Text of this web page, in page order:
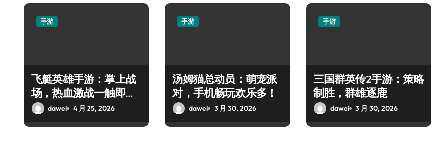
手游
飞艇英雄手游：掌上战
场，热血激战一触即
发！dawei 4 月 25, 2026
手游
汤姆猫总动员：萌宠派
对，手机畅玩欢乐多！
dawei 3 月 30, 2026
手游
三国群英传2手游：策略
制胜，群雄逐鹿
dawei 3 月 30, 2026